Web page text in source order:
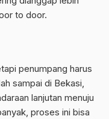
to door.
penumpang harus
sampai di Bekasi,
lanjutan menuju
proses ini bisa